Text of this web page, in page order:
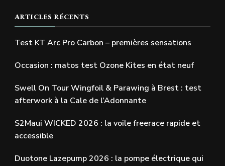
ARTICLES RÉCENTS
Test KT Arc Pro Carbon – premières sensations
Occasion : matos test Ozone Kites en état neuf
Swell On Tour Wingfoil & Parawing à Brest : test
afterwork à la Cale de l’Adonnante
S2Maui WICKED 2026 : la voile freerace rapide et
accessible
Duotone Lazepump 2026 : la pompe électrique qui